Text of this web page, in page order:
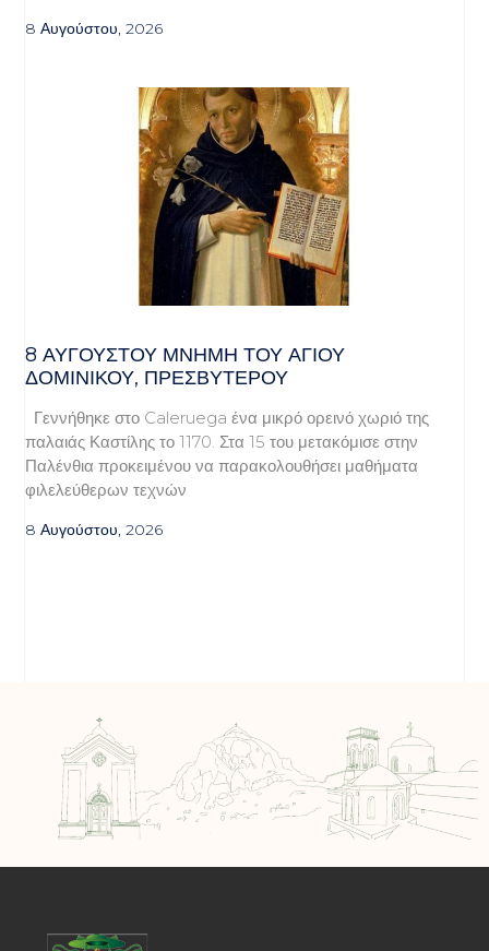
8 Αυγούστου, 2026
8 ΑΥΓΟΥΣΤΟΥ ΜΝΗΜΗ ΤΟΥ ΑΓΙΟΥ
ΔΟΜΙΝΙΚΟΥ, ΠΡΕΣΒΥΤΕΡΟΥ
Γεννήθηκε στο Caleruega ένα μικρό ορεινό χωριό της
παλαιάς Καστίλης το 1170. Στα 15 του μετακόμισε στην
Παλένθια προκειμένου να παρακολουθήσει μαθήματα
φιλελεύθερων τεχνών
8 Αυγούστου, 2026